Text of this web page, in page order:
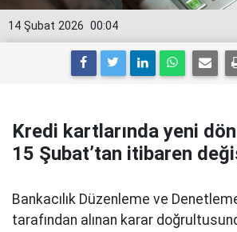
00:04
14 Şubat 2026
Kredi kartlarında yeni
15 Şubat’tan itibaren
Bankacılık Düzenleme ve
tarafından alınan karar